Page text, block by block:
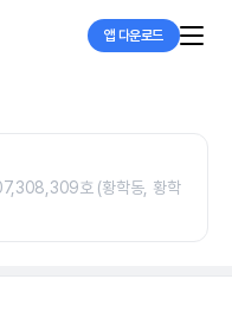
앱 다운로드
호 (황학동, 황학